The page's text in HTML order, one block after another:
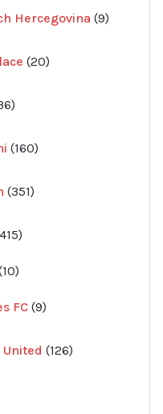
Hercegovina 9
produkter
20
produkter
produkter
160
produkter
351
produkter
415
produkter
1010
FC 9
produkter
126
produkter